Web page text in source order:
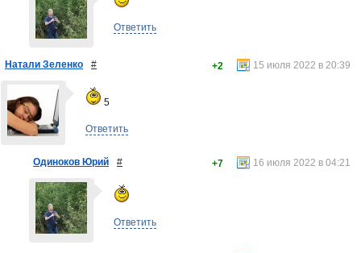
Ответить
Натали Зеленко # 15 июля 2022 в 20:39
+2
5
Ответить
Одиноков Юрий # 16 июля 2022 в 04:21
+7
Ответить